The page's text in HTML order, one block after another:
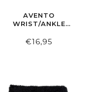
AVENTO
WRIST/ANKLE
€16,95